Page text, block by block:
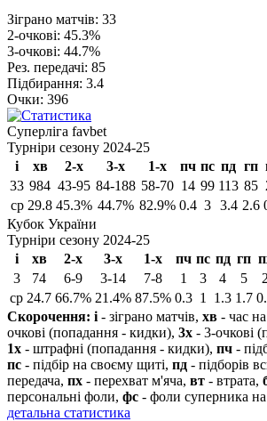
Зіграно матчів: 33
2-очкові: 45.3%
3-очкові: 44.7%
Рез. передачі: 85
Підбирання: 3.4
Очки: 396
Cуперліга favbet
Турніри сезону 2024-25
і
хв 2-х 3-х 1-х пч пс пд гп
33 984 43-95 84-188 58-70 14 99 113 85
ср 29.8 45.3% 44.7% 82.9% 0.4 3 3.4 2.6
Кубок України
Турніри сезону 2024-25
і
хв 2-х 3-х 1-х пч пс пд гп
3
74 6-9 3-14 7-8 1 3 4 5 2
ср 24.7 66.7% 21.4% 87.5% 0.3 1 1.3 1.7
Скорочення: і - зіграно матчів, хв - час
очкові (попадання - кидки), 3х - 3-очкові
1х - штрафні (попадання - кидки), пч -
пс - підбір на своєму щиті, пд - підборів
передача, пх - перехват м'яча, вт - втрата,
персональні фоли, фс - фоли суперника на
детальна статистика